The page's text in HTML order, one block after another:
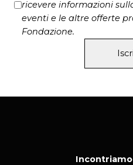
ricevere informazioni
eventi e le altre offerte
Fondazione.